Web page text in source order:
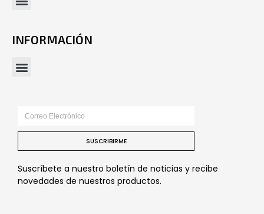
INFORMACIÓN
SUSCRIBIRME
Suscríbete a nuestro boletín de noticias y recibe
novedades de nuestros productos.